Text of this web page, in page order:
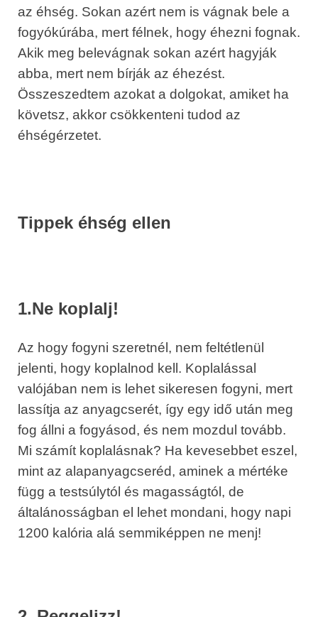
az éhség. Sokan azért nem is vágnak bele a
fogyókúrába, mert félnek, hogy éhezni fognak.
Akik meg belevágnak sokan azért hagyják
abba, mert nem bírják az éhezést.
Összeszedtem azokat a dolgokat, amiket ha
követsz, akkor csökkenteni tudod az
éhségérzetet.
Tippek éhség ellen
1.Ne koplalj!
Az hogy fogyni szeretnél, nem feltétlenül
jelenti, hogy koplalnod kell. Koplalással
valójában nem is lehet sikeresen fogyni, mert
lassítja az anyagcserét, így egy idő után meg
fog állni a fogyásod, és nem mozdul tovább.
Mi számít koplalásnak? Ha kevesebbet eszel,
mint az alapanyagcseréd, aminek a mértéke
függ a testsúlytól és magasságtól, de
általánosságban el lehet mondani, hogy napi
1200 kalória alá semmiképpen ne menj!